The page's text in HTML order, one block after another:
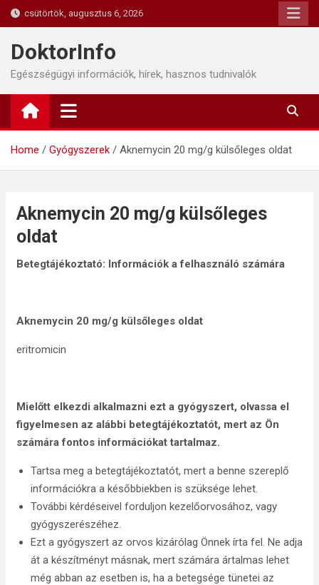
Skip
to
content
csütörtök, augusztus 6, 2026
DoktorInfo
Egészségügyi információk, hírek, hasznos tudnivalók
Home Gyógyszerek Aknemycin 20 mg/g külsőleges oldat
Aknemycin 20 mg/g külsőleges
oldat
Betegtájékoztató: Információk a felhasználó számára
Aknemycin 20 mg/g külsőleges oldat
eritromicin
Mielőtt elkezdi alkalmazni ezt a gyógyszert, olvassa el
figyelmesen az alábbi betegtájékoztatót, mert az Ön
számára fontos információkat tartalmaz.
Tartsa meg a betegtájékoztatót, mert a benne szereplő
információkra a későbbiekben is szüksége lehet.
További kérdéseivel forduljon kezelőorvosához, vagy
gyógyszerészéhez.
Ezt a gyógyszert az orvos kizárólag Önnek írta fel. Ne adja
át a készítményt másnak, mert számára ártalmas lehet
még abban az esetben is, ha a betegsége tünetei az